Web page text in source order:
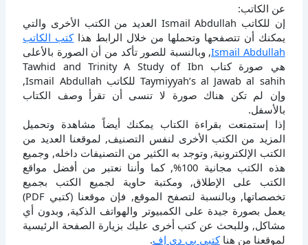
عن الكاتب:
إن للكاتب Ismail Abdullah العديد من الكتب الأخرى والتي
يمكنك أن تتصفحها وتحملها من خلال الرابط هذاكتب الكاتب
Ismail Abdullah, وبالنسبة للصور تأكد من أن الصورة بالأعلى
هي صورة كتاب Tawhid and Trinity A Study of Ibn
Taymiyyah’s al Jawab al sahih للكاتب Ismail Abdullah,
وإن لم تكن هناك صورة لا تنسى أن تقرأ وصف الكتاب
بالأسفل.
إذا إستمتعت بقراءة الكتاب يمكنك أيضاً مشاهدة وتحميل
المزيد من الكتب الأخرى لنفس التصنيف, لموقعنا العديد من
الكتب الإلكترونية, وتوجد به الكثير من التصنيفات داخله, وجميع
هذه الكتب مجانية 100%, كما وأننا نعتبر من أفضل مواقع
الكتب على الإطلاق, ومكتبة حاوية لجميع الكتب بجميع
تخصصاتها, وبالنسبة لتصفح الموقع, فإن موقعنا (كتبي PDF)
يعمل بصورة جيدة على الكمبيوتر والهواتف الذكية, وبدون أي
مشاكل, وللبحث عن كتب أخرى عليك بزيارة الصفحة الرئيسية
لموقعنا من هناكتبي بي دي إف.